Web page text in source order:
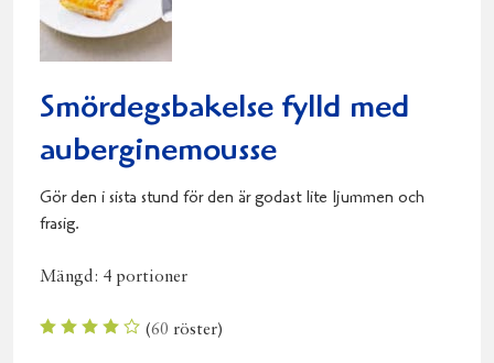
Smördegsbakelse fylld med
auberginemousse
Gör den i sista stund för den är godast lite ljummen och
frasig.
Mängd: 4 portioner
(60 röster)